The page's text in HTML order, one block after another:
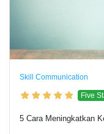
Skill Communication
Five
5 Cara Meningkatkan